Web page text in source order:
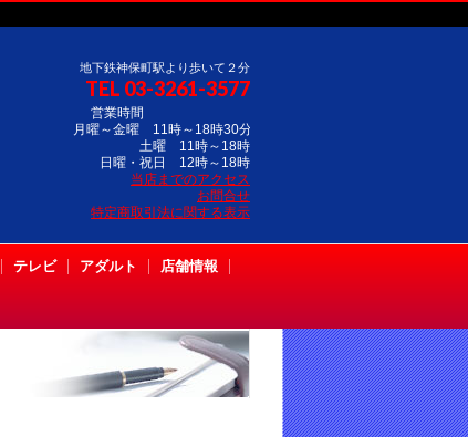
地下鉄神保町駅より歩いて２分
TEL 03-3261-3577
営業時間
月曜～金曜 11時～18時30分
土曜 11時～18時
日曜・祝日 12時～18時
当店までのアクセス
お問合せ
特定商取引法に関する表示
テレビ アダルト 店舗情報